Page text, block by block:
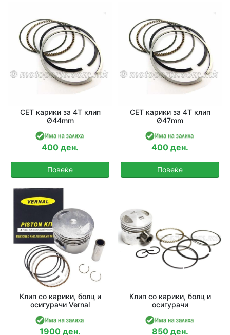
СЕТ карики за 4T клип
Ø44mm
400 ден.
Повеќе
СЕТ карики за 4T клип
Ø47mm
400 ден.
Повеќе
Клип со карики, болц и
осигурачи Vernal
1900 ден.
Клип со карики, болц и
осигурачи
850 ден.